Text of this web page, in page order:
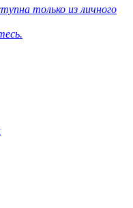
только из личного